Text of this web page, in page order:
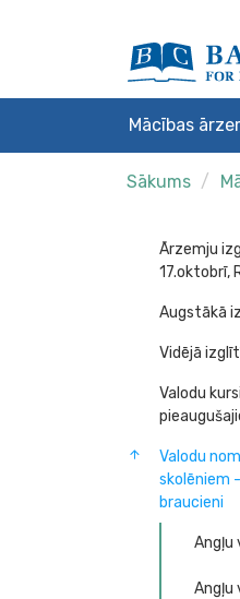
Mācības
Sākums
Ārzemju
17.oktobrī,
Augstākā
Vidējā
Valodu
Valodu
skolēniem
braucieni
Angļu
Angļu